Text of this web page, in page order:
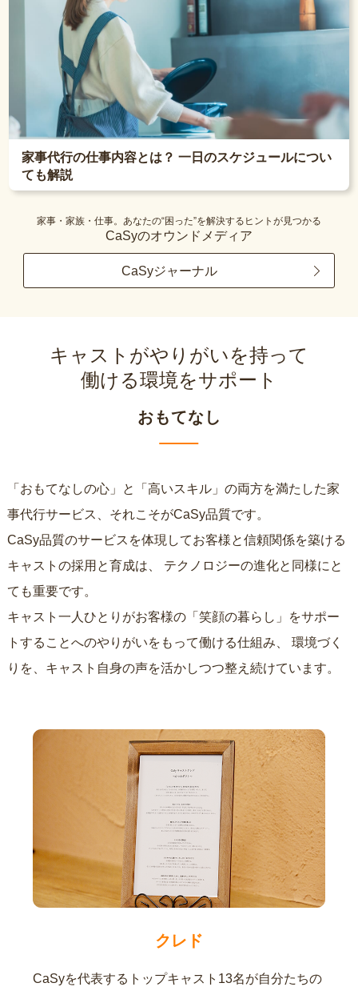
家事代行の仕事内容とは？ 一日のスケジュールについ
ても解説
家事・家族・仕事。あなたの“困った”を解決するヒントが見つかる
CaSyのオウンドメディア
CaSyジャーナル
キャストがやりがいを持って
働ける環境をサポート
おもてなし
「おもてなしの心」と「高いスキル」の両方を満たした家
事代行サービス、それこそがCaSy品質です。
CaSy品質のサービスを体現してお客様と信頼関係を築ける
キャストの採用と育成は、
ても重要です。
キャスト一人ひとりがお客様の「笑顔の暮らし」をサポー
トすることへのやりがいをもって働ける仕組み、
りを、キャスト自身の声を活かしつつ整え続けています。
クレド
CaSyを代表するトップキャスト13名が自分たちの